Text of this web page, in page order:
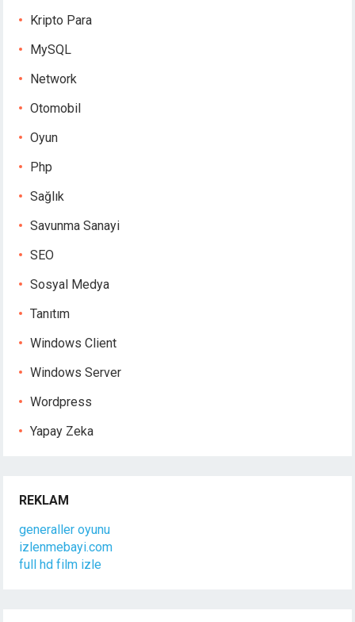
Kripto Para
MySQL
Network
Otomobil
Oyun
Php
Sağlık
Savunma Sanayi
SEO
Sosyal Medya
Tanıtım
Windows Client
Windows Server
Wordpress
Yapay Zeka
REKLAM
generaller oyunu
izlenmebayi.com
full hd film izle